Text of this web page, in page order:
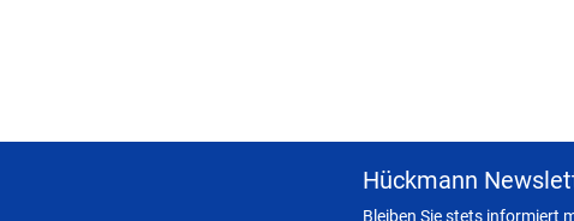
Hückmann
Bleiben Sie stets informiert